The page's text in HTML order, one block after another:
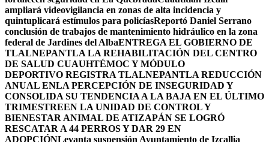
ampliará videovigilancia en zonas de alta incidencia y
quintuplicará estímulos para policíasReportó Daniel Serrano
conclusión de trabajos de mantenimiento hidráulico en la zona
federal de Jardines del AlbaENTREGA EL GOBIERNO DE
TLALNEPANTLA LA REHABILITACIÓN DEL CENTRO
DE SALUD CUAUHTÉMOC Y MÓDULO
DEPORTIVO REGISTRA TLALNEPANTLA REDUCCIÓN
ANUAL ENLA PERCEPCIÓN DE INSEGURIDAD Y
CONSOLIDA SU TENDENCIA A LA BAJA EN EL ÚLTIMO
TRIMESTREEN LA UNIDAD DE CONTROL Y
BIENESTAR ANIMAL DE ATIZAPÁN SE LOGRÓ
RESCATAR A 44 PERROS Y DAR 29 EN
ADOPCIÓNLevanta suspensión Ayuntamiento de Izcallia